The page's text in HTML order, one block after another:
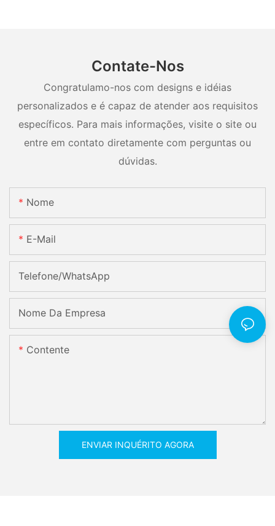
Contate-Nos
Congratulamo-nos com designs e idéias
personalizados e é capaz de atender aos requisitos
específicos. Para mais informações, visite o site ou
entre em contato diretamente com perguntas ou
dúvidas.
Nome
E-Mail
Telefone/WhatsApp
Nome Da Empresa
Contente
ENVIAR INQUÉRITO AGORA